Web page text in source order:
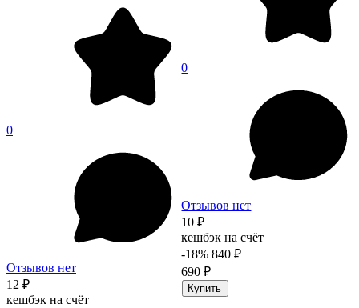
0
Отзывов нет
12 ₽
кешбэк на счёт
0
Отзывов нет
10 ₽
кешбэк на счёт
-18% 840 ₽
690 ₽
Купить